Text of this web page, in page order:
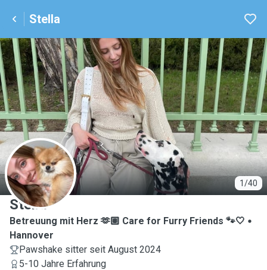
Stella
1/40
S
Stella
Betreuung mit Herz 🫶🏽 Care for Furry Friends 🐾🤍
Hannover
Pawshake sitter seit August 2024
5-10 Jahre Erfahrung